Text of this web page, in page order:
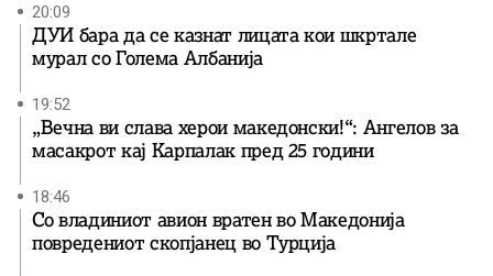
20:09
ДУИ бара да се казнат лицата кои шкртале
мурал со Голема Албанија
19:52
„Вечна ви слава херои македонски!“: Ангелов за
масакрот кај Карпалак пред 25 години
18:46
Со владиниот авион вратен во Македонија
повредениот скопјанец во Турција